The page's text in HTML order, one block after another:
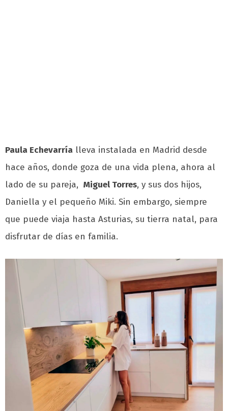
Paula Echevarría lleva instalada en Madrid desde
hace años, donde goza de una vida plena, ahora al
lado de su pareja, Miguel Torres, y sus dos hijos,
Daniella y el pequeño Miki. Sin embargo, siempre
que puede viaja hasta Asturias, su tierra natal, para
disfrutar de días en familia.